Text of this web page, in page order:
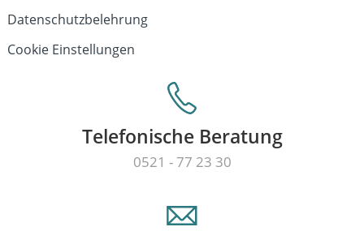
Datenschutzbelehrung
Cookie Einstellungen
Telefonische Beratung
0521 - 77 23 30